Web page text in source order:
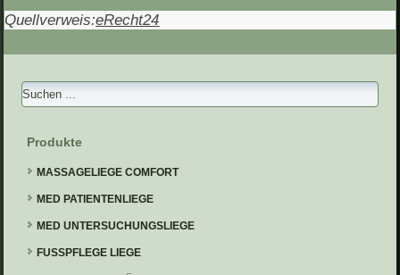
Quellverweis:eRecht24
Produkte
MASSAGELIEGE COMFORT
MED PATIENTENLIEGE
MED UNTERSUCHUNGSLIEGE
FUSSPFLEGE LIEGE